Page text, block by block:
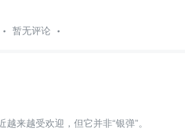
暂无评论
来越受欢迎，但它并非“银弹”。